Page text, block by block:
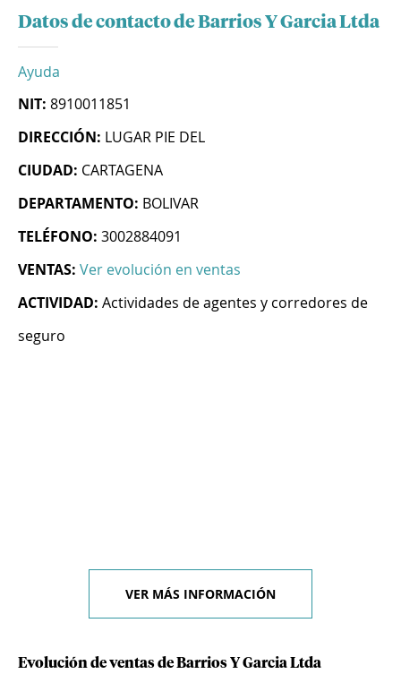
Datos de contacto de Barrios Y Garcia Ltda
Ayuda
NIT: 8910011851
DIRECCIÓN: LUGAR PIE DEL
CIUDAD: CARTAGENA
DEPARTAMENTO: BOLIVAR
TELÉFONO: 3002884091
VENTAS: Ver evolución en ventas
ACTIVIDAD: Actividades de agentes y corredores de
seguro
VER MÁS INFORMACIÓN
Evolución de ventas de Barrios Y Garcia Ltda